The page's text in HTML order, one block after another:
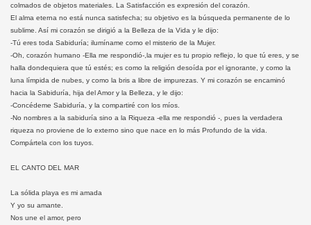
colmados de objetos materiales. La Satisfacción es expresión del corazón.
El alma eterna no está nunca satisfecha; su objetivo es la búsqueda permanente de lo
sublime. Así mi corazón se dirigió a la Belleza de la Vida y le dijo:
-Tú eres toda Sabiduría; ilumíname como el misterio de la Mujer.
-Oh, corazón humano -Ella me respondió-,la mujer es tu propio reflejo, lo que tú eres, y se
halla dondequiera que tú estés; es como la religión desoída por el ignorante, y como la
luna límpida de nubes, y como la bris a libre de impurezas. Y mi corazón se encaminó
hacia la Sabiduría, hija del Amor y la Belleza, y le dijo:
-Concédeme Sabiduría, y la compartiré con los míos.
-No nombres a la sabiduría sino a la Riqueza -ella me respondió -, pues la verdadera
riqueza no proviene de lo externo sino que nace en lo más Profundo de la vida.
Compártela con los tuyos.
EL CANTO DEL MAR
La sólida playa es mi amada
Y yo su amante.
Nos une el amor, pero